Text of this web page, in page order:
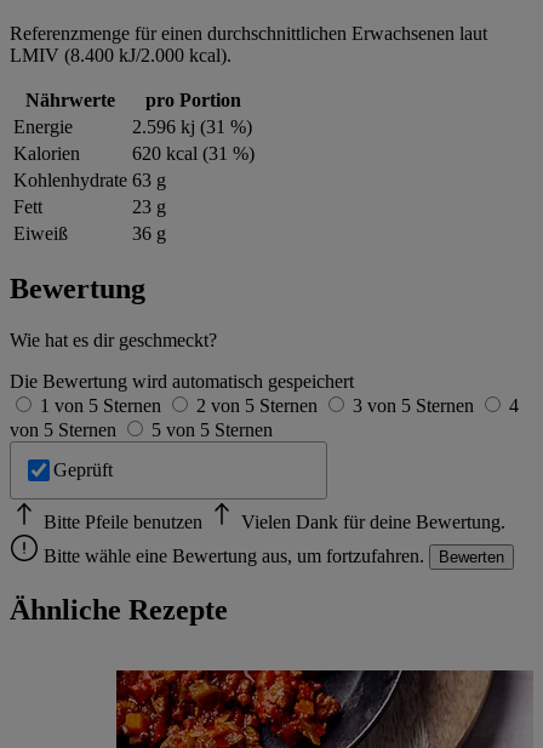
Referenzmenge für einen durchschnittlichen Erwachsenen laut
LMIV (8.400 kJ/2.000 kcal).
Nährwerte
pro Portion
Energie
2.596 kj (31 %)
Kalorien
620 kcal (31 %)
Kohlenhydrate 63 g
Fett
23 g
Eiweiß
36 g
Bewertung
Wie hat es dir geschmeckt?
Die Bewertung wird automatisch gespeichert
1 von 5 Sternen
2 von 5 Sternen 3 von 5 Sternen
4
von 5 Sternen
5 von 5 Sternen
Geprüft
Bitte Pfeile benutzen
Vielen Dank für deine Bewertung.
Bitte wähle eine Bewertung aus, um fortzufahren.
Bewerten
Ähnliche Rezepte